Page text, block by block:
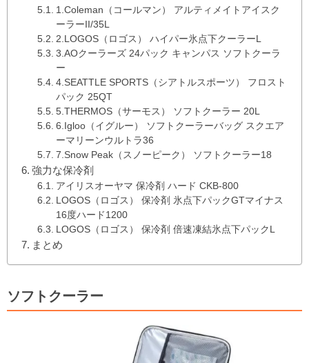
1.Coleman（コールマン） アルティメイトアイスク
ーラーII/35L
2.LOGOS（ロゴス） ハイパー氷点下クーラーL
3.AOクーラーズ 24パック キャンパス ソフトクーラ
ー
4.SEATTLE SPORTS（シアトルスポーツ） フロスト
パック 25QT
5.THERMOS（サーモス） ソフトクーラー 20L
6.Igloo（イグルー） ソフトクーラーバッグ スクエア
ーマリーンウルトラ36
7.Snow Peak（スノーピーク） ソフトクーラー18
強力な保冷剤
アイリスオーヤマ 保冷剤 ハード CKB-800
LOGOS（ロゴス） 保冷剤 氷点下パックGTマイナス
16度ハード1200
LOGOS（ロゴス） 保冷剤 倍速凍結氷点下パックL
まとめ
ソフトクーラー